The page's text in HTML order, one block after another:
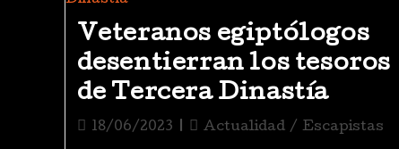
Veteranos egiptólogos
desentierran los tesoros
de Tercera Dinastía
18/06/2023 Actualidad / Escapistas